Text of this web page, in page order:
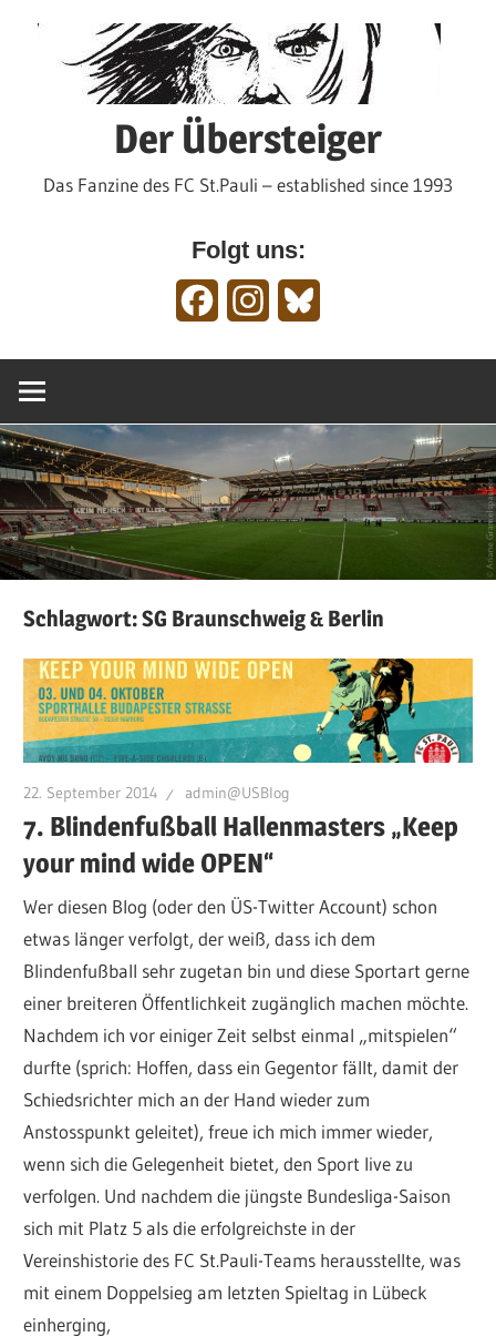
Der Übersteiger
Das Fanzine des FC St.Pauli – established since 1993
Folgt uns:
FacebookInstagram
Schlagwort:SG Braunschweig & Berlin
22. September 2014 admin@USBlog
7. Blindenfußball Hallenmasters „Keep
your mind wide OPEN“
Wer diesen Blog (oder den ÜS-Twitter Account) schon
etwas länger verfolgt, der weiß, dass ich dem
Blindenfußball sehr zugetan bin und diese Sportart gerne
einer breiteren Öffentlichkeit zugänglich machen möchte.
Nachdem ich vor einiger Zeit selbst einmal „mitspielen“
durfte (sprich: Hoffen, dass ein Gegentor fällt, damit der
Schiedsrichter mich an der Hand wieder zum
Anstosspunkt geleitet), freue ich mich immer wieder,
wenn sich die Gelegenheit bietet, den Sport live zu
verfolgen. Und nachdem die jüngste Bundesliga-Saison
sich mit Platz 5 als die erfolgreichste in der
Vereinshistorie des FC St.Pauli-Teams herausstellte, was
mit einem Doppelsieg am letzten Spieltag in Lübeck
einherging,